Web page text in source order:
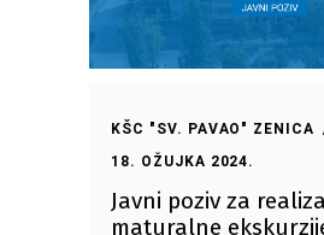
KŠC "SV. PAVAO" ZENICA
18. OŽUJKA 2024.
Javni poziv za
maturalne